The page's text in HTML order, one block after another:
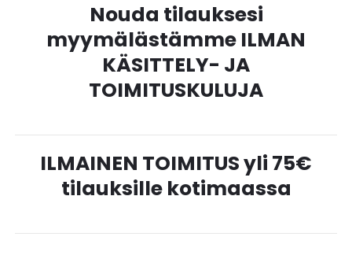
Nouda tilauksesi
myymälästämme ILMAN
KÄSITTELY- JA
TOIMITUSKULUJA
ILMAINEN TOIMITUS yli 75€
tilauksille kotimaassa